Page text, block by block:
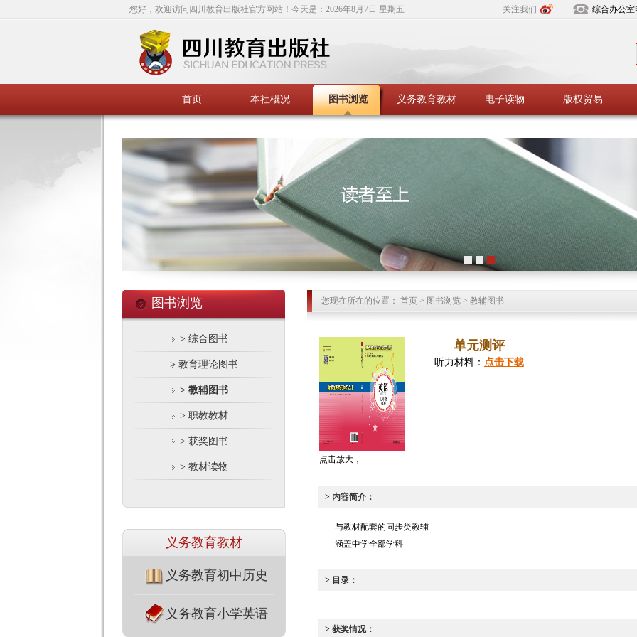
您好，欢迎访问四川教育出版社官方网站！今天是： 2026年8月7日 星期五 关注我们 综合办公室
首页 本社概况 图书浏览 义务教育教材 电子读物 版权贸易
图书浏览
> 综合图书
> 教育理论图书
> 教辅图书
> 职教教材
> 获奖图书
> 教材读物
义务教育教材
义务教育初中历史
义务教育小学英语
您现在所在的位置： 首页 > 图书浏览 > 教辅图书
点击放大，
单元测评
听力材料： 点击下载
> 内容简介：
与教材配套的同步类教辅
涵盖中学全部学科
> 目录：
> 获奖情况：